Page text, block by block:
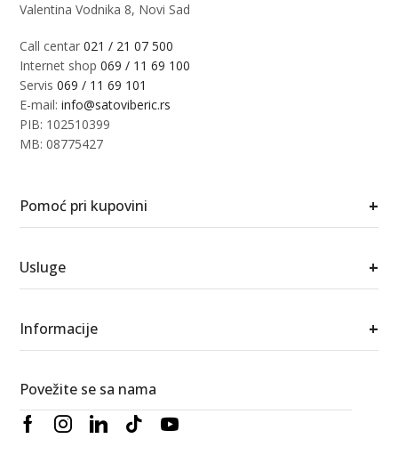
Valentina Vodnika 8, Novi Sad
Call centar021 / 21 07 500
Internet shop069 / 11 69 100
Servis069 / 11 69 101
E-mail:info@satoviberic.rs
PIB: 102510399
MB: 08775427
Pomoć pri kupovini +
Usluge +
Informacije +
Povežite se sa nama